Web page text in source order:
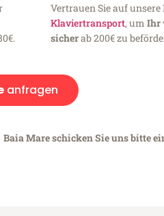
Vertrauen Sie auf
Klaviertransport, um Ihr
sicherab 200€ zu
anfragen
Mare schicken Sie uns bitte